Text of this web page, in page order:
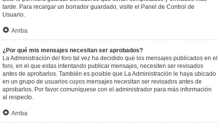
tarde. Para recargar un borrador guardado, visite el Panel de Control de
Usuario.
Arriba
¿Por qué mis mensajes necesitan ser aprobados?
La Administración del foro tal vez ha decidido que los mensajes publicados en el
foro, en el que estas intentando publicar mensajes, necesiten ser revisados
antes de aprobarlos. También es posible que La Administración le haya ubicado
en un grupo de usuarios cuyos mensajes necesitan ser revisados antes de
aprobarlos. Por favor comuníquese con el administrador para más información
al respecto.
Arriba